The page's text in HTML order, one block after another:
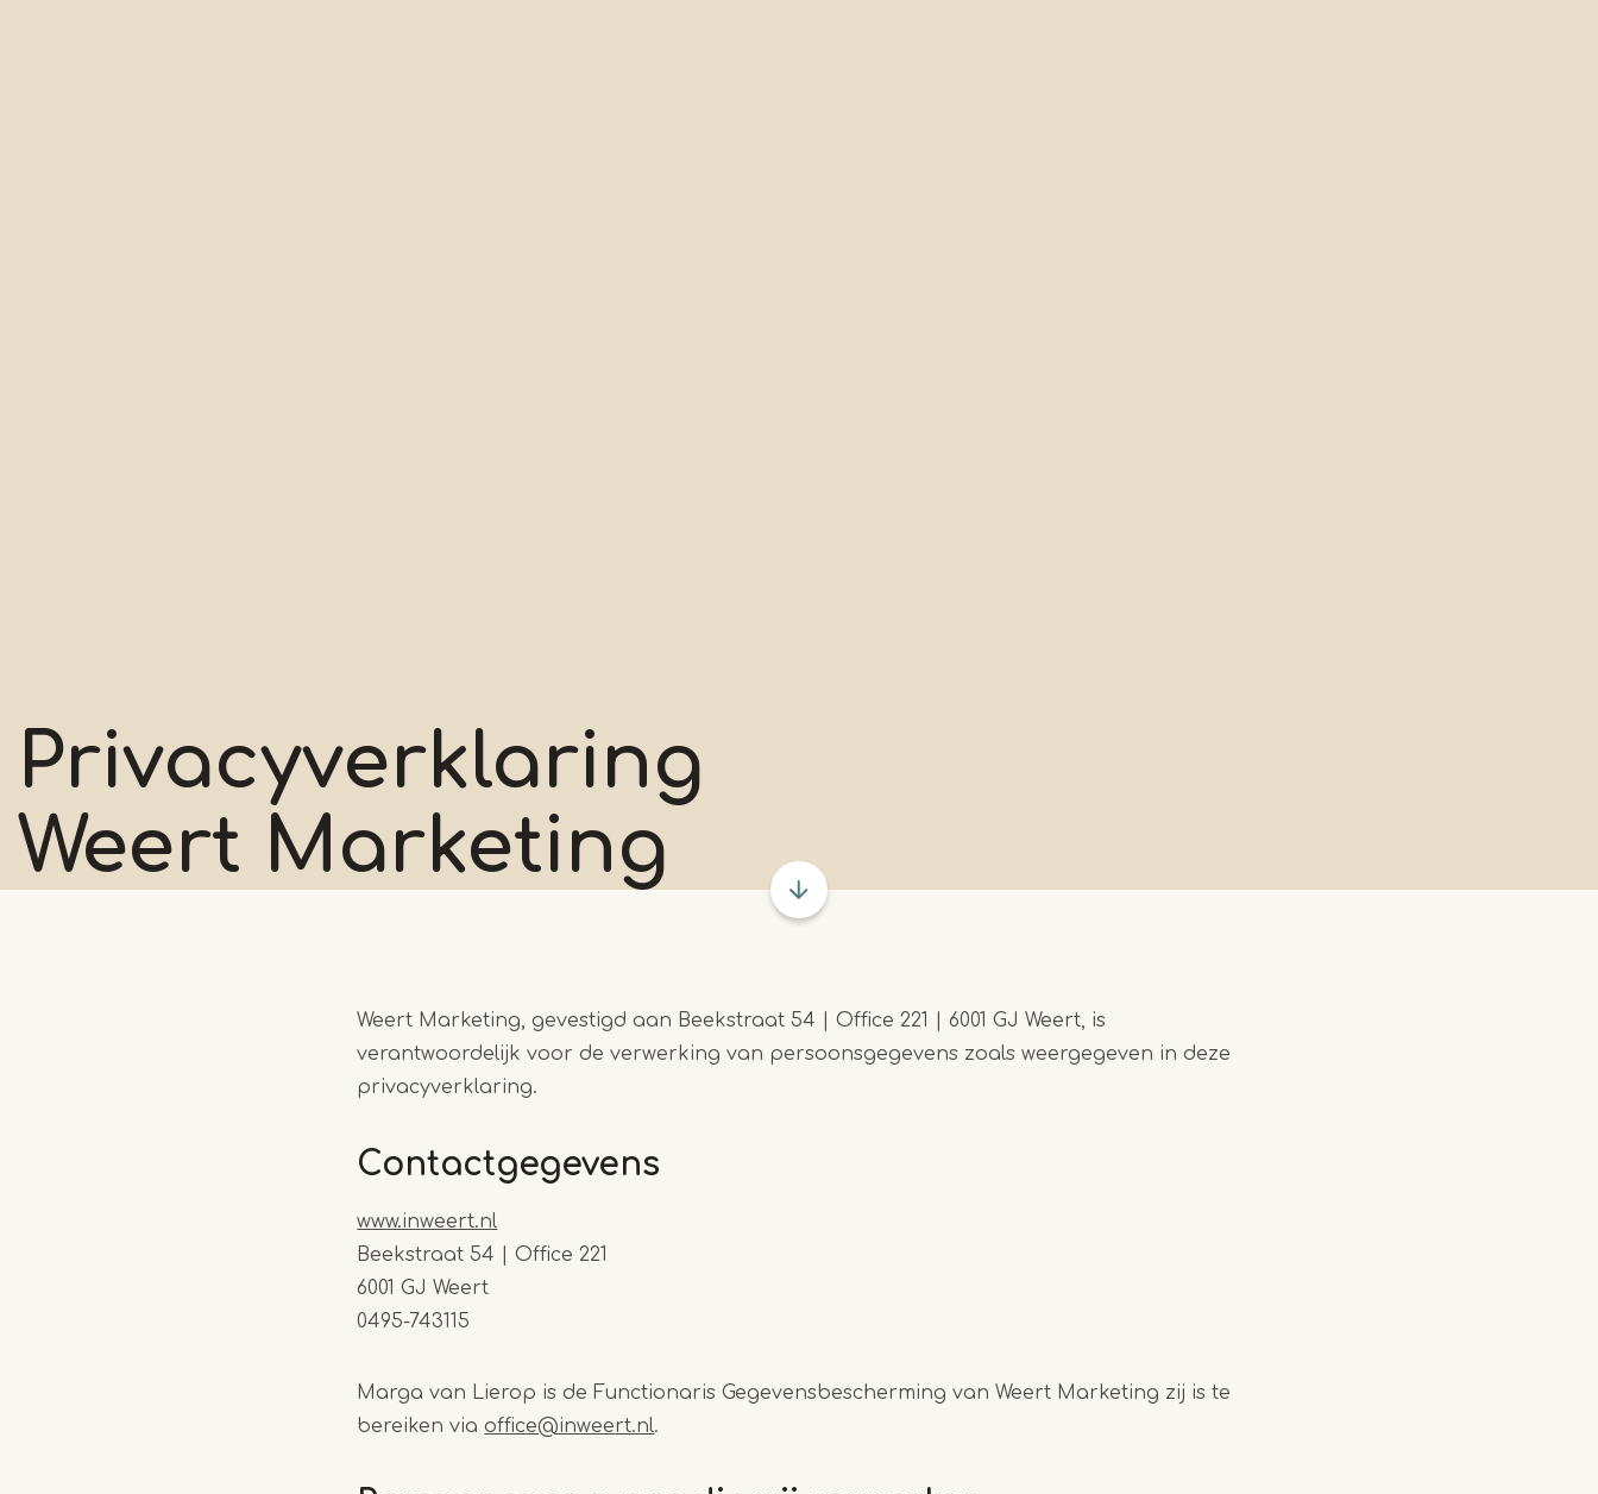
Privacyverklaring
Weert Marketing
Weert Marketing, gevestigd aan Beekstraat 54 | Office 221 | 6001 GJ Weert, is
verantwoordelijk voor de verwerking van persoonsgegevens zoals weergegeven in deze
privacyverklaring.
Contactgegevens
www.inweert.nl
Beekstraat 54 | Office 221
6001 GJ Weert
0495-743115
Marga van Lierop is de Functionaris Gegevensbescherming van Weert Marketing zij is te
bereiken viaoffice@inweert.nl.